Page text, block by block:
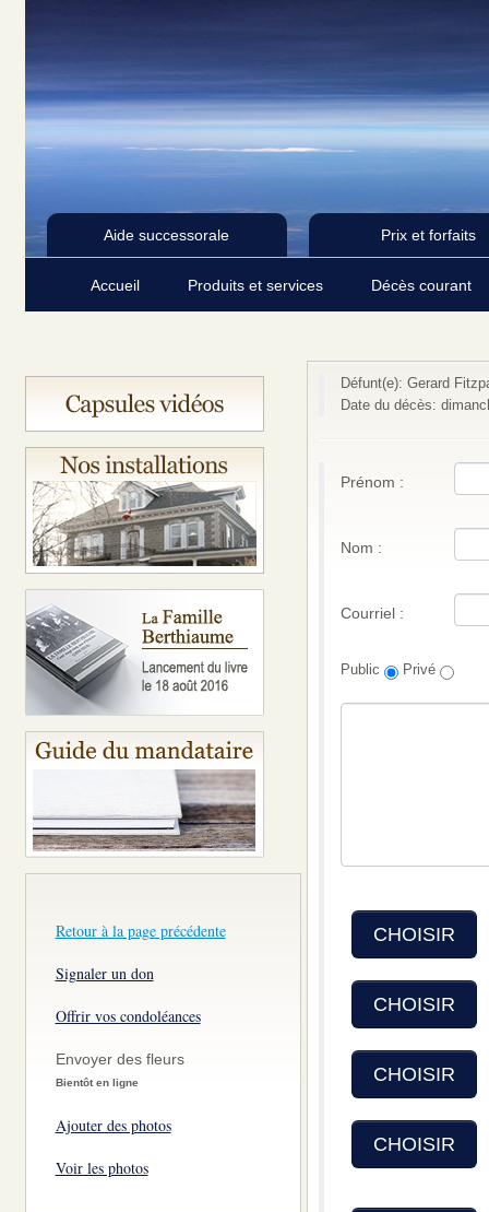
Aide successorale Prix et forfaits
Accueil Produits et services Décès courant
Retour à la page précédente
Signaler un don
Offrir vos condoléances
Envoyer des fleurs
Bientôt en ligne
Ajouter des photos
Voir les photos
Défunt(e): Gerard
Date du décès:
Prénom :
Nom :
Courriel :
Public Privé
CHOISIR
CHOISIR
CHOISIR
CHOISIR